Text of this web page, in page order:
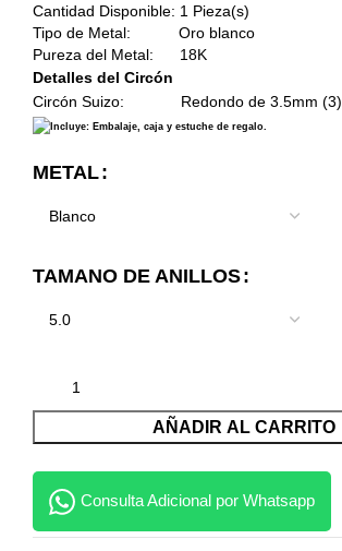
Cantidad Disponible: 1 Pieza(s)
Tipo de Metal: Oro blanco
Pureza del Metal: 18K
Detalles del Circón
Circón Suizo: Redondo de 3.5mm (3)
Incluye: Embalaje, caja y estuche de regalo.
METAL
TAMANO DE ANILLOS
AÑADIR AL CARRITO
Consulta Adicional por Whatsapp